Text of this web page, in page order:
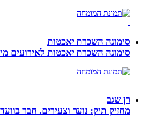
סימונה השכרת יאכטות
סימונה השכרת יאכטות לאירועים
רן שגב
מחזיק תיק: נוער וצעירים. חבר